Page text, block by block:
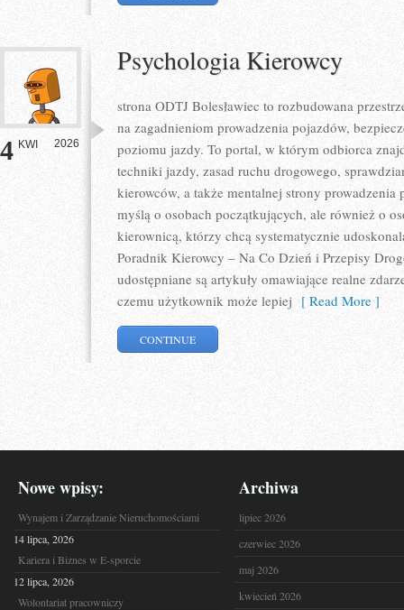
4 KWI 2026
Psychologia Kierowcy
strona ODTJ Bolesławiec to rozbudowana
na zagadnieniom prowadzenia pojazdów,
poziomu jazdy. To portal, w którym odbiorca
techniki jazdy, zasad ruchu drogowego,
kierowców, a także mentalnej strony prowadzenia
myślą o osobach początkujących, ale również o
kierownicą, którzy chcą systematycznie
Poradnik Kierowcy – Na Co Dzień i Przepisy
udostępniane są artykuły omawiające realne
czemu użytkownik może lepiej [ Read More ]
CONTINUE
Nowe wpisy:
Wynajem i Zarządzanie Nieruchomościami
14 lipca, 2026
Kariera i Biznes w E-sporcie
12 lipca, 2026
Wolontariat pracowniczy
Archiwa
lipiec 2026
czerwiec 2026
maj 2026
kwiecień 2026